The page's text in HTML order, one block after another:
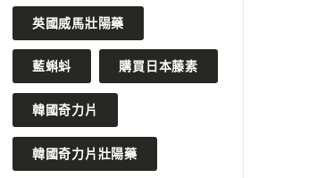
2023 年 3 月 10 日
永久增大增長中藥配方和較好增
READ MORE
英國威馬壯陽藥
藍蝌蚪 購買日本藤素
韓國奇力片
韓國奇力片壯陽藥